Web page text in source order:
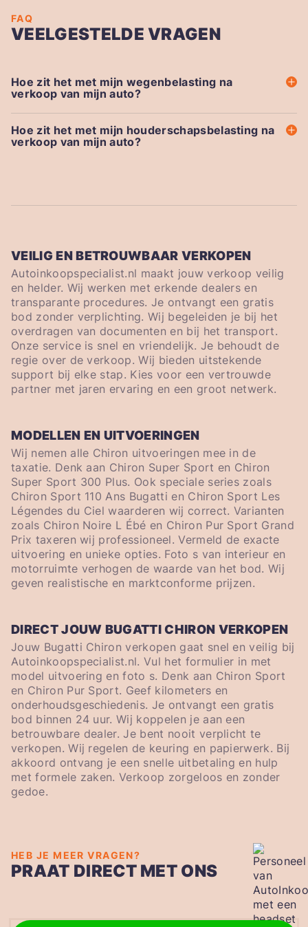
FAQ
VEELGESTELDE VRAGEN
Hoe zit het met mijn wegenbelasting na
verkoop van mijn auto?
Hoe zit het met mijn houderschapsbelasting na
verkoop van mijn auto?
VEILIG EN BETROUWBAAR VERKOPEN
Autoinkoopspecialist.nl maakt jouw verkoop veilig
en helder. Wij werken met erkende dealers en
transparante procedures. Je ontvangt een gratis
bod zonder verplichting. Wij begeleiden je bij het
overdragen van documenten en bij het transport.
Onze service is snel en vriendelijk. Je behoudt de
regie over de verkoop. Wij bieden uitstekende
support bij elke stap. Kies voor een vertrouwde
partner met jaren ervaring en een groot netwerk.
MODELLEN EN UITVOERINGEN
Wij nemen alle Chiron uitvoeringen mee in de
taxatie. Denk aan Chiron Super Sport en Chiron
Super Sport 300 Plus. Ook speciale series zoals
Chiron Sport 110 Ans Bugatti en Chiron Sport Les
Légendes du Ciel waarderen wij correct. Varianten
zoals Chiron Noire L Ébé en Chiron Pur Sport Grand
Prix taxeren wij professioneel. Vermeld de exacte
uitvoering en unieke opties. Foto s van interieur en
motorruimte verhogen de waarde van het bod. Wij
geven realistische en marktconforme prijzen.
DIRECT JOUW BUGATTI CHIRON VERKOPEN
Jouw Bugatti Chiron verkopen gaat snel en veilig bij
Autoinkoopspecialist.nl. Vul het formulier in met
model uitvoering en foto s. Denk aan Chiron Sport
en Chiron Pur Sport. Geef kilometers en
onderhoudsgeschiedenis. Je ontvangt een gratis
bod binnen 24 uur. Wij koppelen je aan een
betrouwbare dealer. Je bent nooit verplicht te
verkopen. Wij regelen de keuring en papierwerk. Bij
akkoord ontvang je een snelle uitbetaling en hulp
met formele zaken. Verkoop zorgeloos en zonder
gedoe.
HEB JE MEER VRAGEN?
PRAAT DIRECT MET ONS